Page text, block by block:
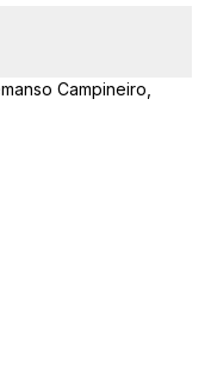
Campineiro,